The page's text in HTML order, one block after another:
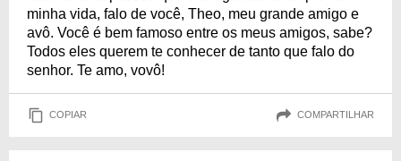
minha vida, falo de você, Theo, meu grande amigo e
avô. Você é bem famoso entre os meus amigos, sabe?
Todos eles querem te conhecer de tanto que falo do
senhor. Te amo, vovô!
COPIAR COMPARTILHAR